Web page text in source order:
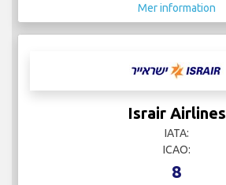
Mer information
Israir Airlines
IATA:
ICAO:
8